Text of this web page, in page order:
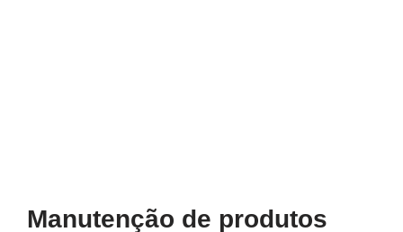
Manutenção de produtos